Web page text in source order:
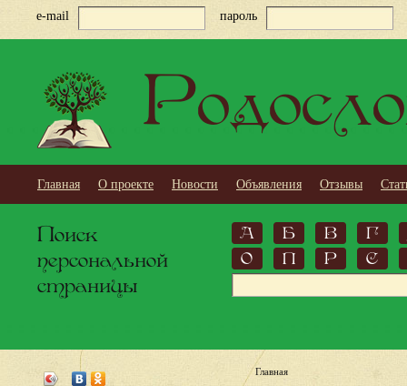
e-mail пароль
Главная О проекте Новости Объявления Отзывы
Поиск
персональной
страницы
А Б В
Г
О
П Р С
Главная